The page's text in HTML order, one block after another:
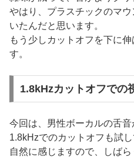
やはり、プラスチックのマ
いたんだと思います。
もう少しカットオフを下に
す。
1.8kHzカットオフでの
今回は、男性ボーカルの舌音
1.8kHzでのカットオフも試
自然に感じますので、しば